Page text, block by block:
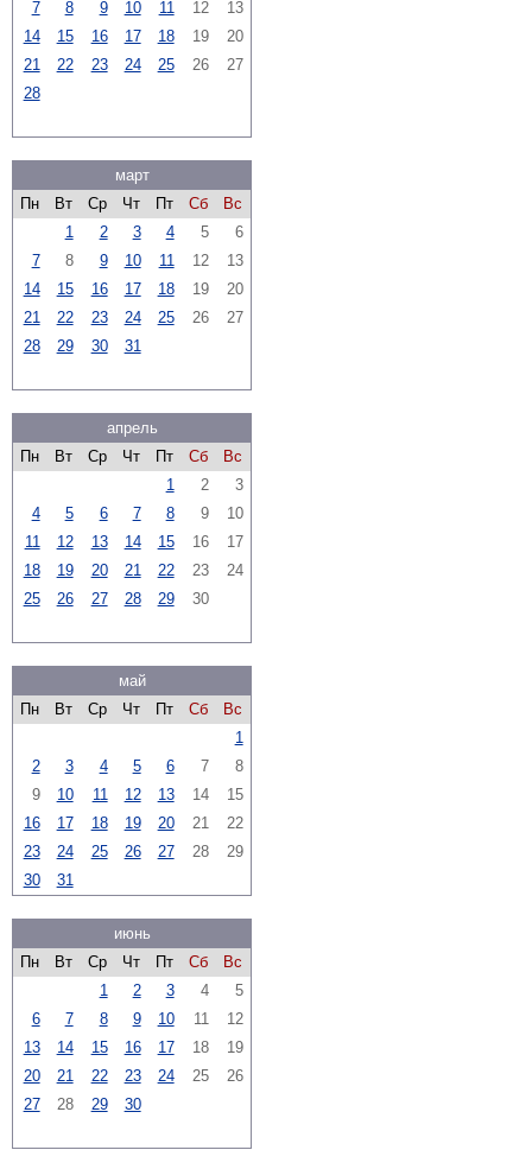
7 8 9 10 11 12
13
14
15 16 17 18 19
20
21
22 23 24 25 26
27
28
март
Пн
Вт Ср Чт Пт Сб
Вс
1
2 3 4 5
6
7
8 9 10 11 12
13
14
15 16 17 18 19
20
21
22 23 24 25 26
27
28
29 30 31
апрель
Пн
Вт Ср Чт Пт Сб
Вс
1
2
3
4
5 6 7 8 9
10
11
12 13 14 15 16
17
18
19 20 21 22 23
24
25
26 27 28 29 30
май
Пн
Вт Ср Чт Пт Сб
Вс
1
2
3 4 5 6 7
8
9
10 11 12 13 14
15
16
17 18 19 20 21
22
23
24 25 26 27 28
29
30
31
июнь
Пн
Вт Ср Чт Пт Сб
Вс
1
2 3 4
5
6
7 8 9 10 11
12
13
14 15 16 17 18
19
20
21 22 23 24 25
26
27
28 29 30